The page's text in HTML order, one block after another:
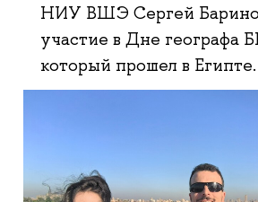
НИУ ВШЭ Сергей
участие в Дне географа
который прошел в Египте.